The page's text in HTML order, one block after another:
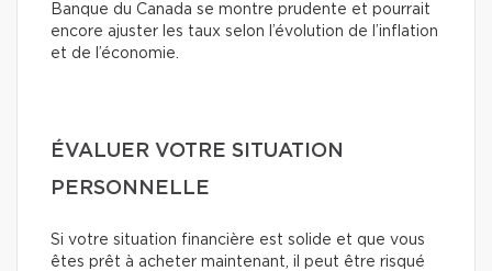
Banque du Canada se montre prudente et pourrait
encore ajuster les taux selon l’évolution de l’inflation
et de l’économie.
ÉVALUER VOTRE SITUATION
PERSONNELLE
Si votre situation financière est solide et que vous
êtes prêt à acheter maintenant, il peut être risqué